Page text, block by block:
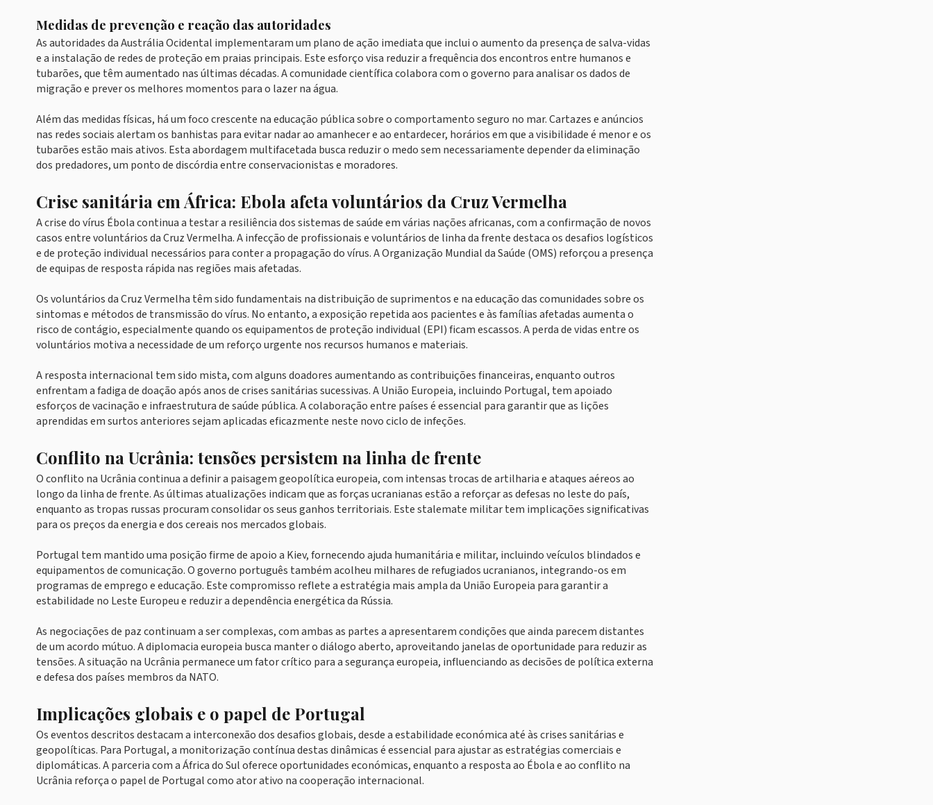
Medidas de prevenção e reação das autoridades
As autoridades da Austrália Ocidental implementaram um plano de ação imediata que inclui o aumento da presença de salva-vidas
e a instalação de redes de proteção em praias principais. Este esforço visa reduzir a frequência dos encontros entre humanos e
tubarões, que têm aumentado nas últimas décadas. A comunidade científica colabora com o governo para analisar os dados de
migração e prever os melhores momentos para o lazer na água.
Além das medidas físicas, há um foco crescente na educação pública sobre o comportamento seguro no mar. Cartazes e anúncios
nas redes sociais alertam os banhistas para evitar nadar ao amanhecer e ao entardecer, horários em que a visibilidade é menor e os
tubarões estão mais ativos. Esta abordagem multifacetada busca reduzir o medo sem necessariamente depender da eliminação
dos predadores, um ponto de discórdia entre conservacionistas e moradores.
Crise sanitária em África: Ebola afeta voluntários da Cruz Vermelha
A crise do vírus Ébola continua a testar a resiliência dos sistemas de saúde em várias nações africanas, com a confirmação de novos
casos entre voluntários da Cruz Vermelha. A infecção de profissionais e voluntários de linha da frente destaca os desafios logísticos
e de proteção individual necessários para conter a propagação do vírus. A Organização Mundial da Saúde (OMS) reforçou a presença
de equipas de resposta rápida nas regiões mais afetadas.
Os voluntários da Cruz Vermelha têm sido fundamentais na distribuição de suprimentos e na educação das comunidades sobre os
sintomas e métodos de transmissão do vírus. No entanto, a exposição repetida aos pacientes e às famílias afetadas aumenta o
risco de contágio, especialmente quando os equipamentos de proteção individual (EPI) ficam escassos. A perda de vidas entre os
voluntários motiva a necessidade de um reforço urgente nos recursos humanos e materiais.
A resposta internacional tem sido mista, com alguns doadores aumentando as contribuições financeiras, enquanto outros
enfrentam a fadiga de doação após anos de crises sanitárias sucessivas. A União Europeia, incluindo Portugal, tem apoiado
esforços de vacinação e infraestrutura de saúde pública. A colaboração entre países é essencial para garantir que as lições
aprendidas em surtos anteriores sejam aplicadas eficazmente neste novo ciclo de infeções.
Conflito na Ucrânia: tensões persistem na linha de frente
O conflito na Ucrânia continua a definir a paisagem geopolítica europeia, com intensas trocas de artilharia e ataques aéreos ao
longo da linha de frente. As últimas atualizações indicam que as forças ucranianas estão a reforçar as defesas no leste do país,
enquanto as tropas russas procuram consolidar os seus ganhos territoriais. Este stalemate militar tem implicações significativas
para os preços da energia e dos cereais nos mercados globais.
Portugal tem mantido uma posição firme de apoio a Kiev, fornecendo ajuda humanitária e militar, incluindo veículos blindados e
equipamentos de comunicação. O governo português também acolheu milhares de refugiados ucranianos, integrando-os em
programas de emprego e educação. Este compromisso reflete a estratégia mais ampla da União Europeia para garantir a
estabilidade no Leste Europeu e reduzir a dependência energética da Rússia.
As negociações de paz continuam a ser complexas, com ambas as partes a apresentarem condições que ainda parecem distantes
de um acordo mútuo. A diplomacia europeia busca manter o diálogo aberto, aproveitando janelas de oportunidade para reduzir as
tensões. A situação na Ucrânia permanece um fator crítico para a segurança europeia, influenciando as decisões de política externa
e defesa dos países membros da NATO.
Implicações globais e o papel de Portugal
Os eventos descritos destacam a interconexão dos desafios globais, desde a estabilidade económica até às crises sanitárias e
geopolíticas. Para Portugal, a monitorização contínua destas dinâmicas é essencial para ajustar as estratégias comerciais e
diplomáticas. A parceria com a África do Sul oferece oportunidades económicas, enquanto a resposta ao Ébola e ao conflito na
Ucrânia reforça o papel de Portugal como ator ativo na cooperação internacional.